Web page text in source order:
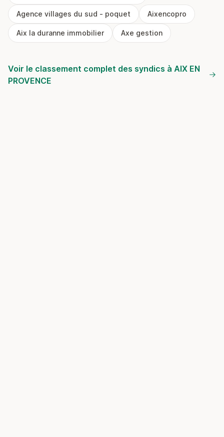
Agence villages du sud - poquet Aixencopro
Aix la duranne immobilier Axe gestion
Voir le classement complet des syndics à AIX EN
PROVENCE